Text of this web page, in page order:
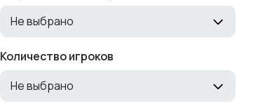
Не выбрано
Количество игроков
Не выбрано